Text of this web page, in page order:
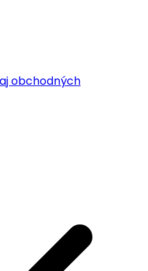
obchodných